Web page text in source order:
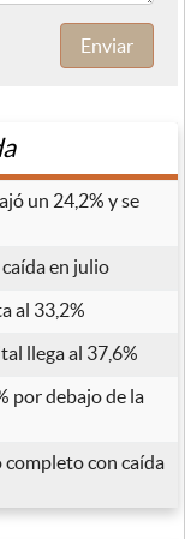
Enviar
un 24,2% y se
en julio
al 33,2%
llega al 37,6%
por debajo de la
completo con caída